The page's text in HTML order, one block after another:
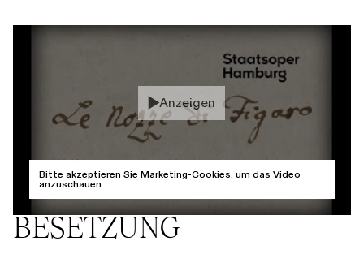
Anzeigen
Bitte akzeptieren Sie Marketing-Cookies , um das Video
anzuschauen.
BESETZUNG